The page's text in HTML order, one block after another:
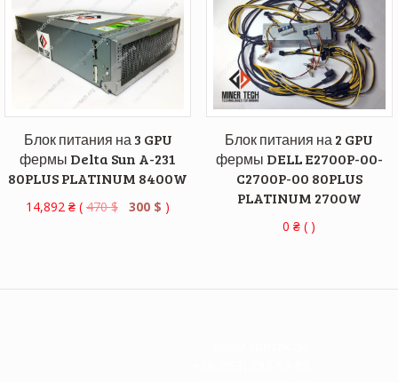
Блок питания на 3 GPU
фермы Delta Sun A-231
80PLUS PLATINUM 8400W
14,892 ₴(470$ 300 $ )
Блок питания на 2 GPU
фермы DELL E2700P-00-
C2700P-00 80PLUS
PLATINUM 2700W
0₴ ( )